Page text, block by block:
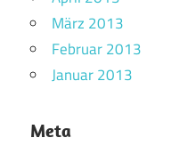
März 2013
Februar 2013
Januar 2013
Meta